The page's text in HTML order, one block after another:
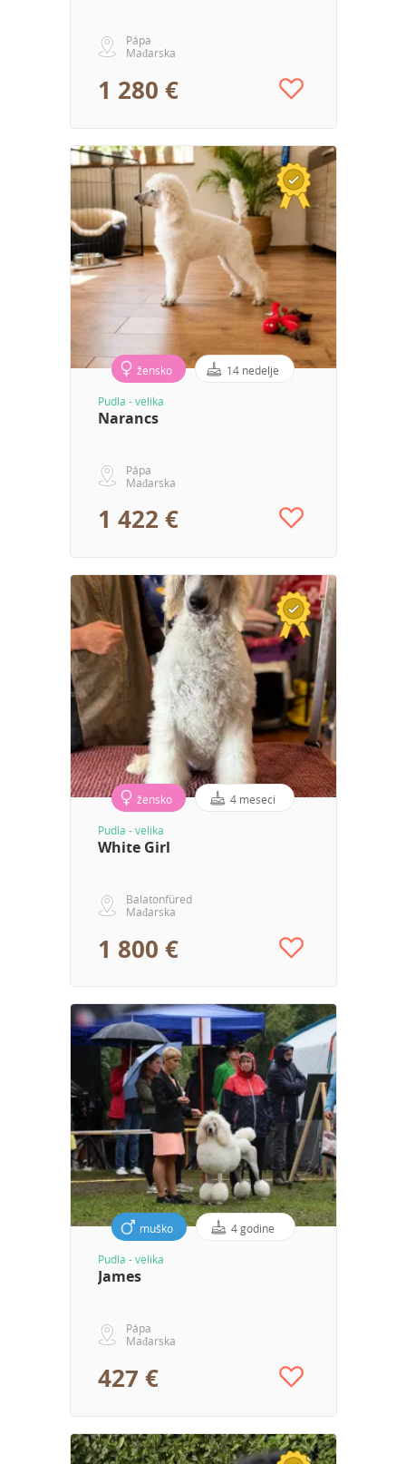
Pápa
Mađarska
1 280 €
žensko 14 nedelje
Pudla - velika
Narancs
Pápa
Mađarska
1 422 €
žensko 4 meseci
Pudla - velika
White Girl
Balatonfüred
Mađarska
1 800 €
muško 4 godine
Pudla - velika
James
Pápa
Mađarska
427 €